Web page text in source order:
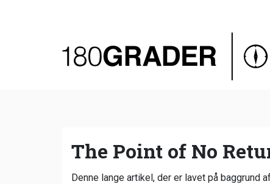
The Point of No
Denne lange artikel, der er lavet på baggrund